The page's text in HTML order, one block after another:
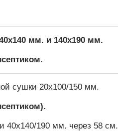
мм. и 140х190 мм.
сушки 20х100/150 мм.
40х140/190 мм. через 58 см.